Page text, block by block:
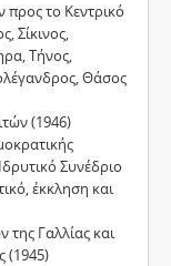
προς το Κεντρικό
Σίκινος,
Τήνος,
Θάσος
(1946)
Συνέδριο
έκκληση και
Γαλλίας και
(1945)